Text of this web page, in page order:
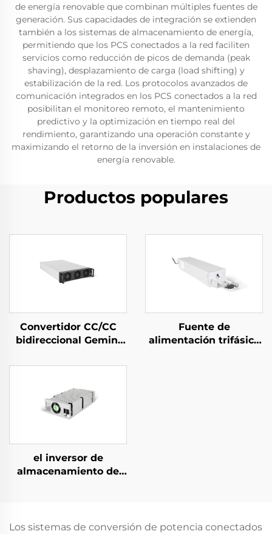
de energía renovable que combinan múltiples fuentes de
generación. Sus capacidades de integración se extienden
también a los sistemas de almacenamiento de energía,
permitiendo que los PCS conectados a la red faciliten
servicios como reducción de picos de demanda (peak
shaving), desplazamiento de carga (load shifting) y
estabilización de la red. Los protocolos avanzados de
comunicación integrados en los PCS conectados a la red
posibilitan el monitoreo remoto, el mantenimiento
predictivo y la optimización en tiempo real del
rendimiento, garantizando una operación constante y
maximizando el retorno de la inversión en instalaciones de
energía renovable.
Productos populares
Convertidor CC/CC
bidireccional Gemini
Fuente de
alimentación trifásica
el inversor de
almacenamiento de
Los sistemas de conversión de potencia conectados